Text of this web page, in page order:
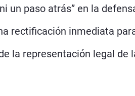
un paso atrás” en la
rectificación inmediata
la representación legal de